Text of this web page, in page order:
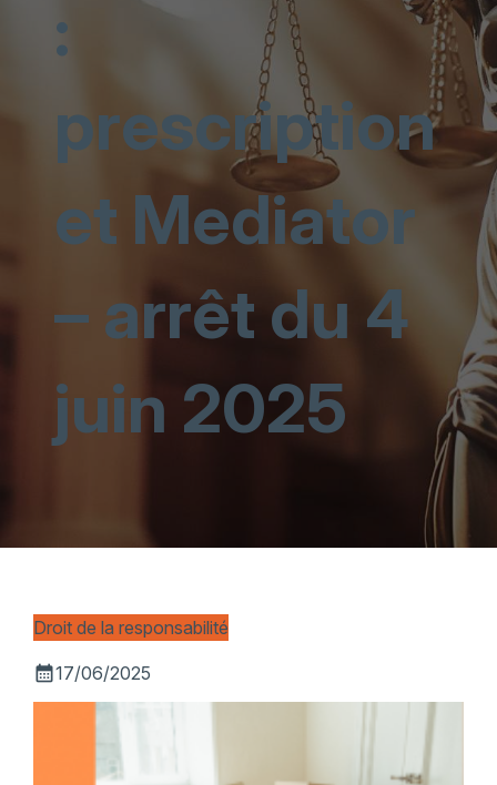
:
prescription
et Mediator
– arrêt du 4
juin 2025
Droit de la responsabilité
calendar_month17/06/2025